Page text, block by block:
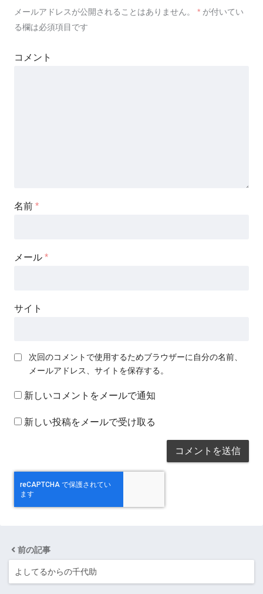
メールアドレスが公開されることはありません。 * が付いてい
る欄は必須項目です
コメント
名前 *
メール *
サイト
次回のコメントで使用するためブラウザーに自分の名前、
メールアドレス、サイトを保存する。
新しいコメントをメールで通知
新しい投稿をメールで受け取る
前の記事
よしてるからの千代助